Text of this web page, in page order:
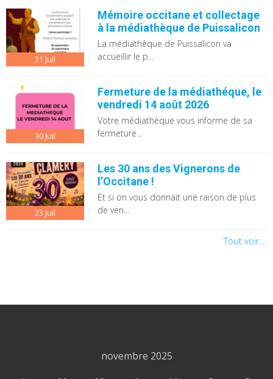
31 Juil
Mémoire occitane et collectage
à la médiathèque de Puissalicon
La médiathèque de Puissalicon va
accueillir le p...
30Juil
Fermeture de la médiathéque, le
vendredi 14 août 2026
Votre médiathèque vous informe de sa
fermeture...
23 Juil
Les 30 ans des Vignerons de
l’Occitane !
Et si on vous donnait une raison de plus
de ven...
Tout voir...
novembre 2025